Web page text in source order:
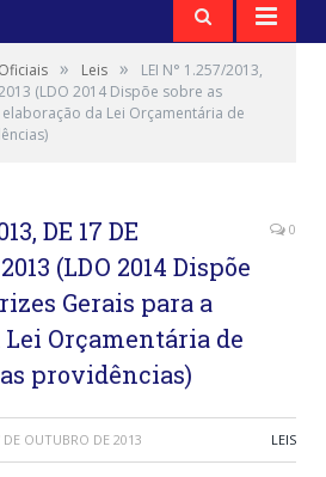
» Leis »
LEI N° 1.257/2013,
2013 (LDO 2014 Dispõe sobre as
da Lei Orçamentária de
DE 17 DE
(LDO 2014 Dispõe
Gerais para a
Lei Orçamentária de
providências)
0
DE OUTUBRO DE 2013 LEIS